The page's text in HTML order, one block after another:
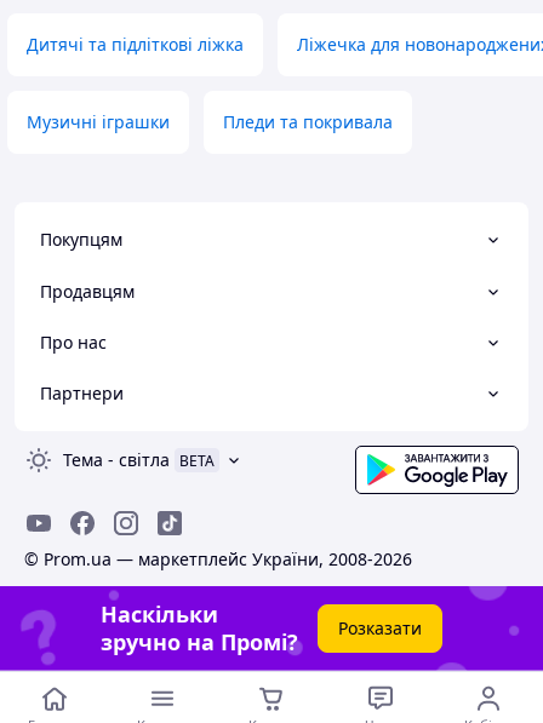
Дитячі та підліткові ліжка Ліжечка для
Музичні іграшки Пледи та покривала
Покупцям
Продавцям
Про нас
Партнери
Тема - світла BETA
© Prom.ua — маркетплейс України, 2008-2026
Наскільки
зручно на Промі?
Розказати